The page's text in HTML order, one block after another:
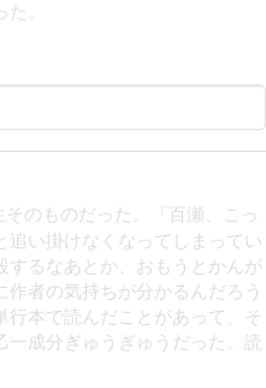
。
のものだった。「百瀬、こっ
い掛けなくなってしまってい
するなあとか、おもうとかんが
者の気持ちが分かるんだろう
本で読んだことがあって、そ
一成分ぎゅうぎゅうだった。読